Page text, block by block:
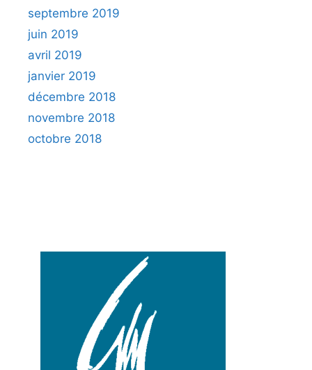
septembre 2019
juin 2019
avril 2019
janvier 2019
décembre 2018
novembre 2018
octobre 2018